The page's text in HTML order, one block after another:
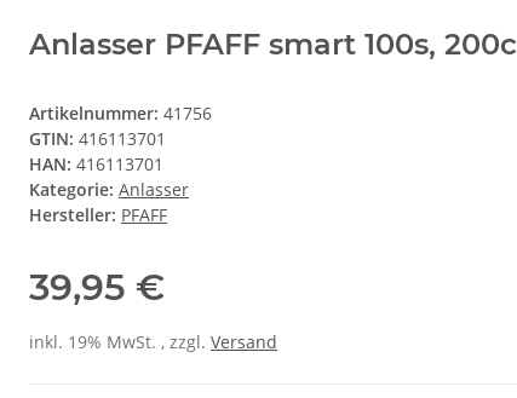
Anlasser PFAFF smart 100s, 200c
Artikelnummer: 41756
GTIN: 416113701
HAN: 416113701
Kategorie: Anlasser
Hersteller: PFAFF
39,95 €
inkl. 19% MwSt. , zzgl. Versand